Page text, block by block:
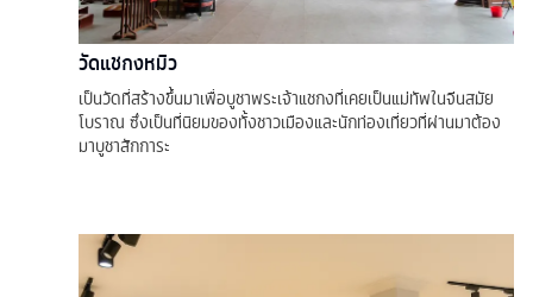
วัดแชกงหมิว
เป็นวัดที่สร้างขึ้นมาเพื่อบูชาพระเจ้าแชกงที่เคยเป็นแม่ทัพในจีนสมัย
โบราณ ซึ่งเป็นที่นิยมของทั้งชาวเมืองและนักท่องเที่ยวที่ผ่านมาต้อง
มาบูชาสักการะ